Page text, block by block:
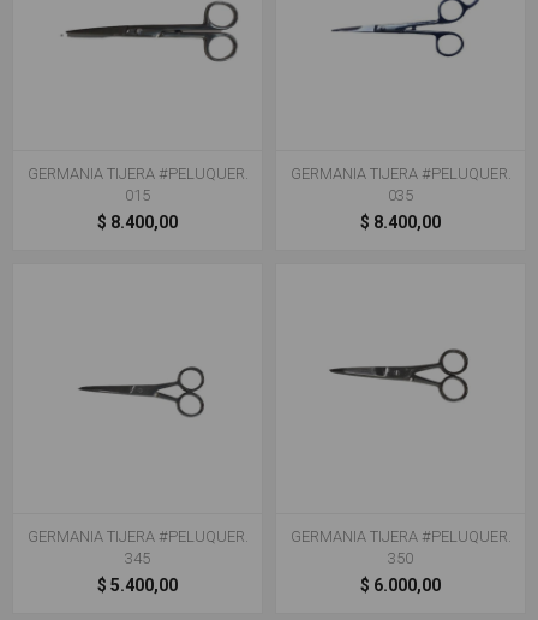
GERMANIA TIJERA #PELUQUER.
015
$ 8.400,00
GERMANIA TIJERA #PELUQUER.
035
$ 8.400,00
GERMANIA TIJERA #PELUQUER.
345
$ 5.400,00
GERMANIA TIJERA #PELUQUER.
350
$ 6.000,00